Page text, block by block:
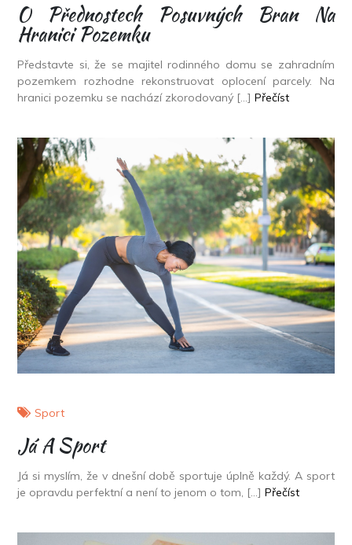
O Přednostech Posuvných Bran Na
Hranici Pozemku
Představte si, že se majitel rodinného domu se zahradním
pozemkem rozhodne rekonstruovat oplocení parcely. Na
hranici pozemku se nachází zkorodovaný […] Přečíst
Sport
Já A Sport
Já si myslím, že v dnešní době sportuje úplně každý. A sport
je opravdu perfektní a není to jenom o tom, […] Přečíst